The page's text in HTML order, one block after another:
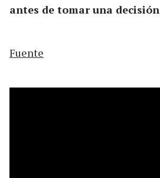
antes de tomar una
Fuente